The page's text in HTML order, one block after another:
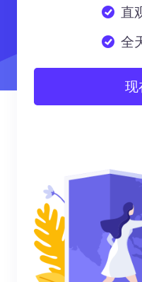
直
全
现